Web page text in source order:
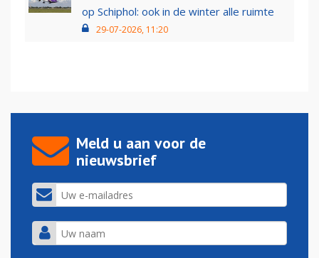
op Schiphol: ook in de winter alle ruimte
29-07-2026, 11:20
Meld u aan voor de
nieuwsbrief